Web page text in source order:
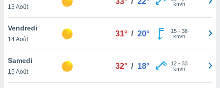
ainsi
un
la
du
13 Août
km/h
Vendredi
14 Août
31° / 20° 15- 38
km/h
Samedi
15 Août
32° / 18° 12- 33
km/h